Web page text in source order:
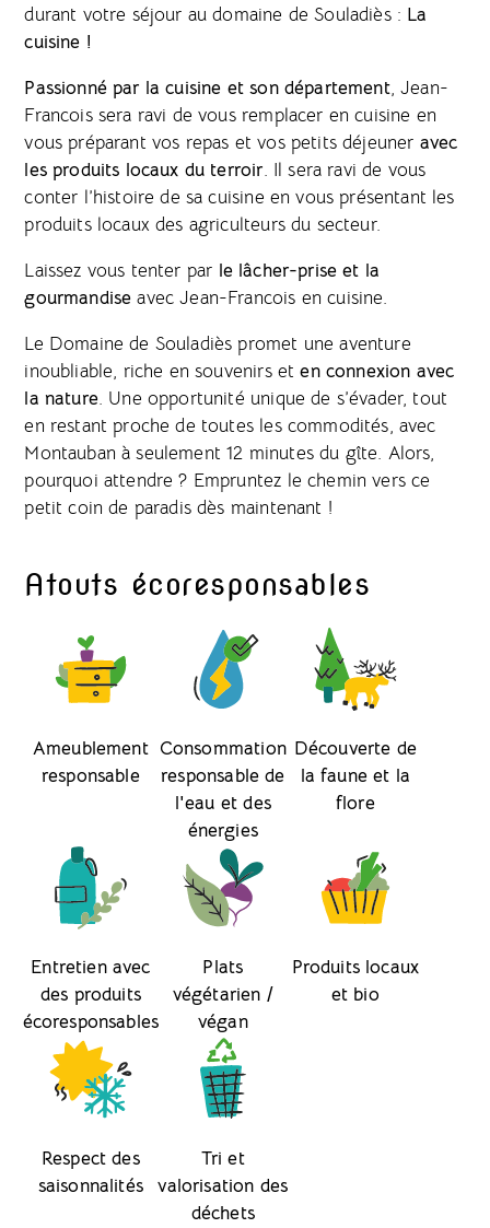
durant votre séjour au domaine de Souladiès : La
cuisine !
Passionné par la cuisine et son département, Jean-
Francois sera ravi de vous remplacer en cuisine en
vous préparant vos repas et vos petits déjeuner avec
les produits locaux du terroir. Il sera ravi de vous
conter l’histoire de sa cuisine en vous présentant les
produits locaux des agriculteurs du secteur.
Laissez vous tenter par le lâcher-prise et la
gourmandise avec Jean-Francois en cuisine.
Le Domaine de Souladiès promet une aventure
inoubliable, riche en souvenirs eten connexion avec
la nature. Une opportunité unique de s’évader, tout
en restant proche de toutes les commodités, avec
Montauban à seulement 12 minutes du gîte. Alors,
pourquoi attendre ? Empruntez le chemin vers ce
petit coin de paradis dès maintenant !
Atouts écoresponsables
Ameublement
responsable
Consommation
responsable de
l'eau et des
énergies
Découverte de
la faune et la
flore
Entretien avec
des produits
écoresponsables
Plats
végétarien /
végan
Produits locaux
et bio
Respect des
saisonnalités
Tri et
valorisation des
déchets